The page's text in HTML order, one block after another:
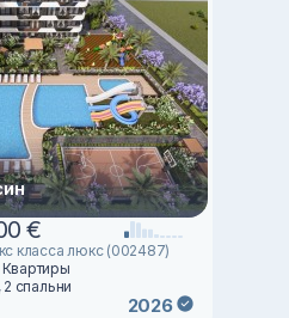
€
класса люкс (002487)
Квартиры
2 спальни
2026